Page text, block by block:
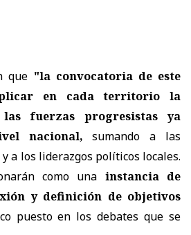
que "la convocatoria de este
en cada territorio la
fuerzas progresistas ya
nacional, sumando a las
a los liderazgos políticos locales.
como una instancia de
y definición de objetivos
puesto en los debates que se